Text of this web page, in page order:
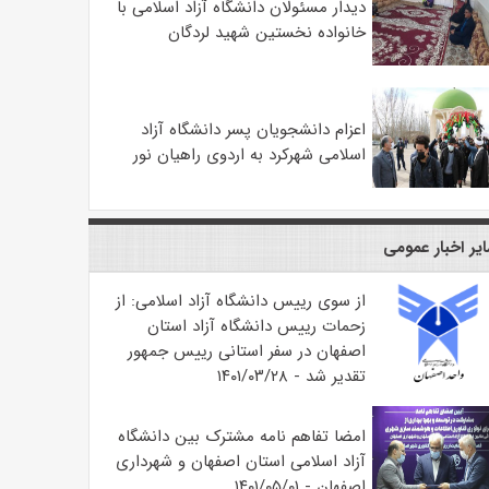
دیدار مسئولان دانشگاه آزاد اسلامی با
خانواده نخستین شهید لردگان
اعزام دانشجویان پسر دانشگاه آزاد
اسلامی شهرکرد به اردوی راهیان نور
اخبار عمومی
از سوی رییس دانشگاه آزاد اسلامی: از
زحمات رییس دانشگاه آزاد استان
اصفهان در سفر استانی رییس جمهور
تقدیر شد - ۱۴۰۱/۰۳/۲۸
امضا تفاهم نامه مشترک بین دانشگاه
آزاد اسلامی استان اصفهان و شهرداری